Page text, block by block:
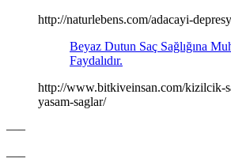
http://naturlebens.com/adacayi-
Beyaz Dutun Saç Sağlığına
Faydalıdır.
http://www.bitkiveinsan.com/kizilcik-
yasam-saglar/
—–
—–